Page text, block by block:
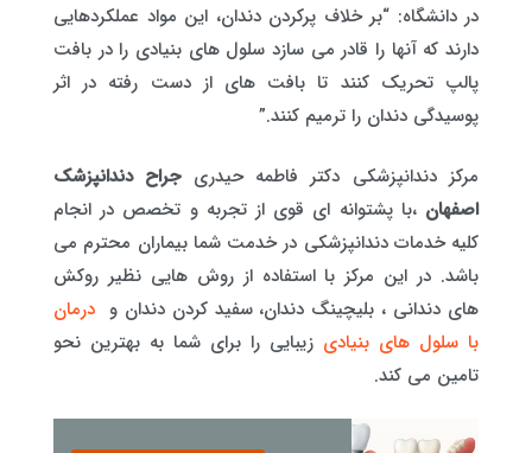
در دانشگاه: “بر خلاف پرکردن دندان، این مواد عملکردهایی
دارند که آنها را قادر می سازد سلول های بنیادی را در بافت
پالپ تحریک کنند تا بافت های از دست رفته در اثر
پوسیدگی دندان را ترمیم کنند.”
مرکز دندانپزشکی دکتر فاطمه حیدریجراح دندانپزشک
اصفهان ،با پشتوانه ای قوی از تجربه و تخصص در انجام
کلیه خدمات دندانپزشکی در خدمت شما بیماران محترم می
باشد. در این مرکز با استفاده از روش هایی نظیر روکش
های دندانی ، بلیچینگ دندان، سفید کردن دندان و درمان
با سلول های بنیادی زیبایی را برای شما به بهترین نحو
تامین می کند.